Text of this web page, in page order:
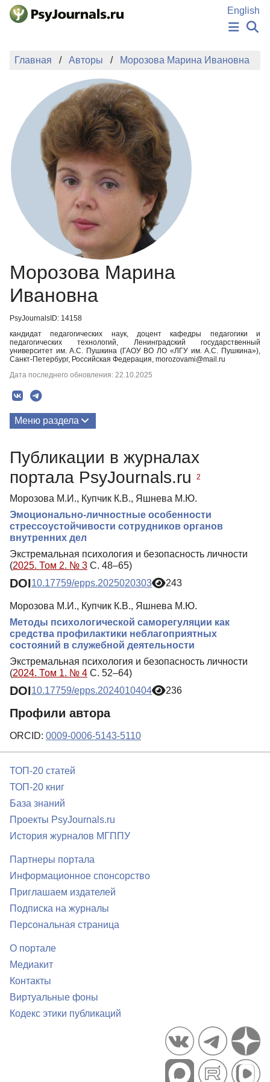
Перейти к основному содержанию
English
НОВОСТИ
АВТОРЫ
ПОДАТЬ РУКОПИСЬ
БАЗА ЗНАНИЙ
КЛЮЧЕВЫЕ СЛОВА
Регистрация
Главная Авторы Морозова Марина Ивановна
Морозова Марина
Ивановна
PsyJournalsID: 14158
кандидат педагогических наук, доцент кафедры педагогики и
педагогических технологий, Ленинградский государственный
университет им. А.С. Пушкина (ГАОУ ВО ЛО «ЛГУ им. А.С. Пушкина»),
Санкт-Петербург, Российская Федерация, morozovami@mail.ru
Дата последнего обновления: 22.10.2025
Меню раздела
Публикации в журналах
портала PsyJournals.ru
2
Морозова М.И., Купчик К.В., Яшнева М.Ю.
Эмоционально-личностные особенности
стрессоустойчивости сотрудников органов
внутренних дел
Экстремальная психология и безопасность личности
(2025. Том 2. № 3 С. 48–65)
DOI10.17759/epps.2025020303 243
Морозова М.И., Купчик К.В., Яшнева М.Ю.
Методы психологической саморегуляции как
средства профилактики неблагоприятных
состояний в служебной деятельности
Экстремальная психология и безопасность личности
(2024. Том 1. № 4 С. 52–64)
DOI10.17759/epps.2024010404 236
Профили автора
ORCID: 0009-0006-5143-5110
ТОП-20 статей
ТОП-20 книг
База знаний
Проекты PsyJournals.ru
История журналов МГППУ
Партнеры портала
Информационное спонсорство
Приглашаем издателей
Подписка на журналы
Персональная страница
О портале
Медиакит
Контакты
Виртуальные фоны
Кодекс этики публикаций